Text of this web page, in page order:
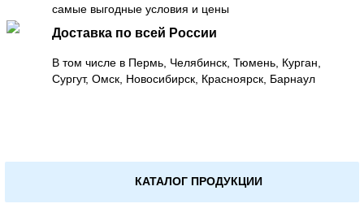
самые выгодные условия и цены
Доставка по всей России
В том числе в Пермь, Челябинск, Тюмень, Курган,
Сургут, Омск, Новосибирск, Красноярск, Барнаул
КАТАЛОГ ПРОДУКЦИИ